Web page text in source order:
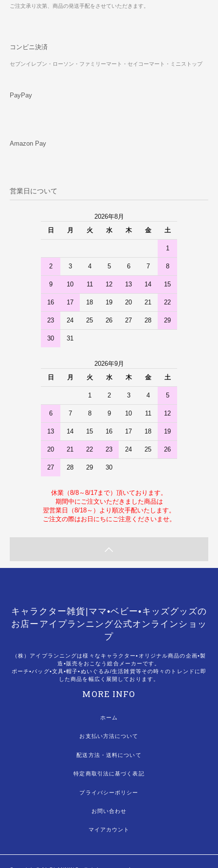
ご注文承り次第、商品の発送手配をさせていただきます。
コンビニ決済
セブンイレブン・ローソン・ファミリーマート・セイコーマート・ミニストップ
PayPay
Amazon Pay
営業日について
2026年8月
日
月 火 水 木 金 土
1
2 3 4 5 6 7 8
9 10 11 12 13 14 15
16 17 18 19 20 21 22
23 24 25 26 27 28 29
30 31
2026年9月
日
月 火 水 木 金 土
1 2 3 4 5
6 7 8 9 10 11 12
13 14 15 16 17 18 19
20 21 22 23 24 25 26
27 28 29 30
休業（8/8～8/17まで）頂いております。
期間中にご注文いただきました商品は
翌営業日（8/18～）より順次手配いたします。
ご注文の際はお日にちにご注意くださいませ。
キャラクター雑貨|ママ•ベビー•キッズグッズの
お店ーアイプランニング公式オンラインショッ
プ
（株）アイプランニングは様々なキャラクター•オリジナル商品の企画•製
造•販売をおこなう総合メーカーです。
ポーチ•バッグ•文具•帽子•ぬいぐるみ/生活雑貨等その時々のトレンドに即
した商品を幅広く展開しております。
MORE INFO
ホーム
お支払い方法について
配送方法・送料について
特定商取引法に基づく表記
プライバシーポリシー
お問い合わせ
マイアカウント